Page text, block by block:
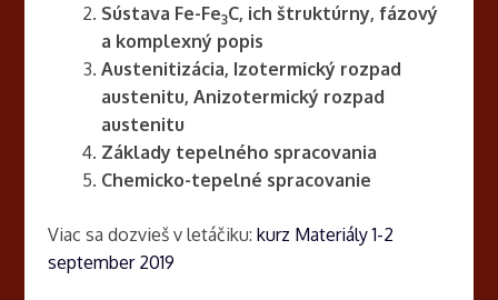
Sústava Fe-Fe3C, ich štruktúrny, fázový
a komplexný popis
Austenitizácia, Izotermický rozpad
austenitu, Anizotermický rozpad
austenitu
Základy tepelného spracovania
Chemicko-tepelné spracovanie
Viac sa dozvieš v letáčiku: kurz Materiály 1-2
september 2019